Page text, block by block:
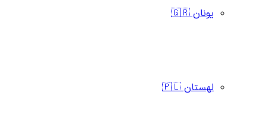
یونان 🇬🇷
لهستان 🇵🇱